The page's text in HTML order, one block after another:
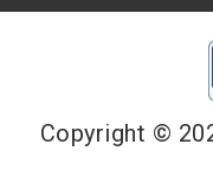
Copyright ©